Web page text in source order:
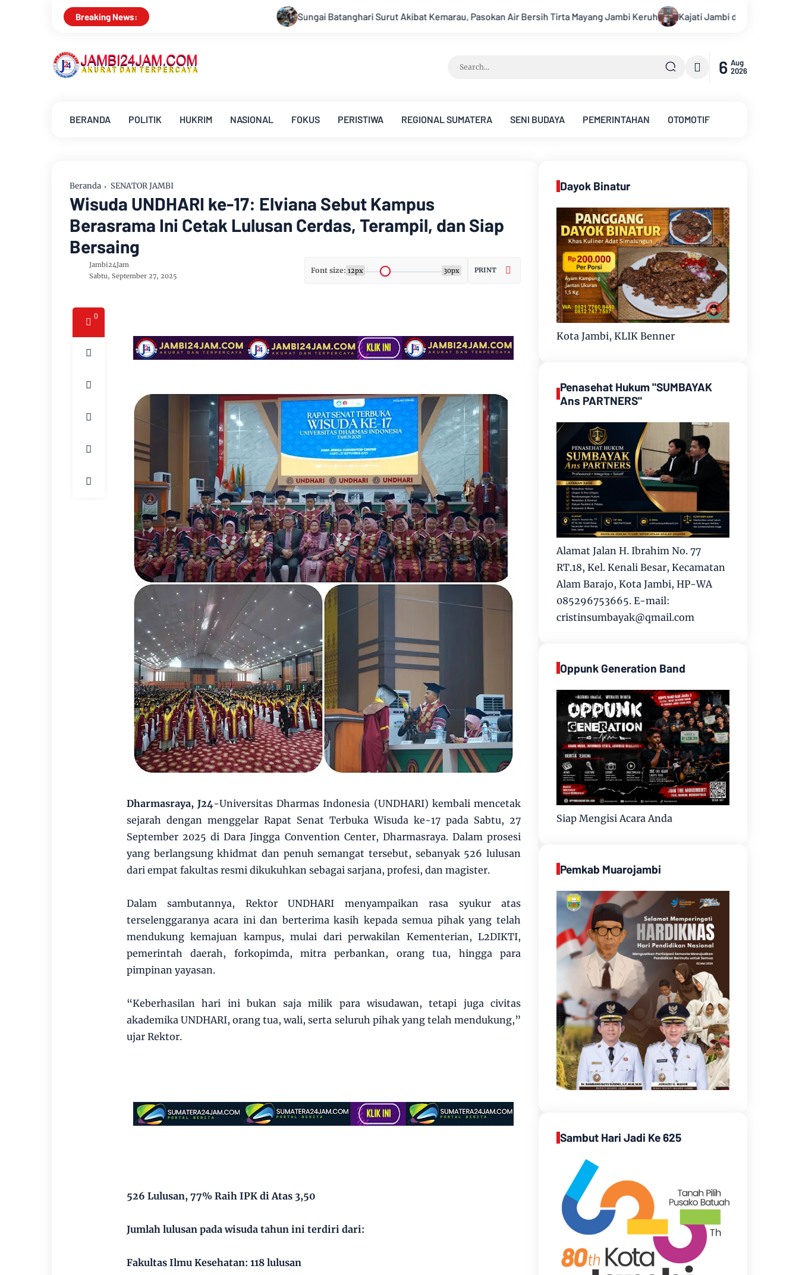
Breaking News: Sungai Batanghari Surut Akibat Kemarau, Pasokan Air Bersih Tirta Mayang Jambi Keruh Kajati Jambi dan Ketua Pengadilan Tinggi Jambi
6 Aug
2026
BERANDA POLITIK HUKRIM NASIONAL FOKUS PERISTIWA REGIONAL SUMATERA SENI BUDAYA PEMERINTAHAN OTOMOTIF
Beranda SENATOR JAMBI
Wisuda UNDHARI ke-17: Elviana Sebut Kampus
Berasrama Ini Cetak Lulusan Cerdas, Terampil, dan Siap
Bersaing
Jambi24Jam
Sabtu, September 27, 2025
Font size: 12px 30px PRINT
0
Dharmasraya, J24-Universitas Dharmas Indonesia (UNDHARI) kembali mencetak
sejarah dengan menggelar Rapat Senat Terbuka Wisuda ke-17 pada Sabtu, 27
September 2025 di Dara Jingga Convention Center, Dharmasraya. Dalam prosesi
yang berlangsung khidmat dan penuh semangat tersebut, sebanyak 526 lulusan
dari empat fakultas resmi dikukuhkan sebagai sarjana, profesi, dan magister.
Dalam sambutannya, Rektor UNDHARI menyampaikan rasa syukur atas
terselenggaranya acara ini dan berterima kasih kepada semua pihak yang telah
mendukung kemajuan kampus, mulai dari perwakilan Kementerian, L2DIKTI,
pemerintah daerah, forkopimda, mitra perbankan, orang tua, hingga para
pimpinan yayasan.
“Keberhasilan hari ini bukan saja milik para wisudawan, tetapi juga civitas
akademika UNDHARI, orang tua, wali, serta seluruh pihak yang telah mendukung,”
ujar Rektor.
526 Lulusan, 77% Raih IPK di Atas 3,50
Jumlah lulusan pada wisuda tahun ini terdiri dari:
Fakultas Ilmu Kesehatan: 118 lulusan
Dayok Binatur
Kota Jambi, KLIK Benner
Penasehat Hukum "SUMBAYAK
Ans PARTNERS"
Alamat Jalan H. Ibrahim No. 77
RT.18, Kel. Kenali Besar, Kecamatan
Alam Barajo, Kota Jambi, HP-WA
085296753665. E-mail:
cristinsumbayak@qmail.com
Oppunk Generation Band
Siap Mengisi Acara Anda
Pemkab Muarojambi
Sambut Hari Jadi Ke 625